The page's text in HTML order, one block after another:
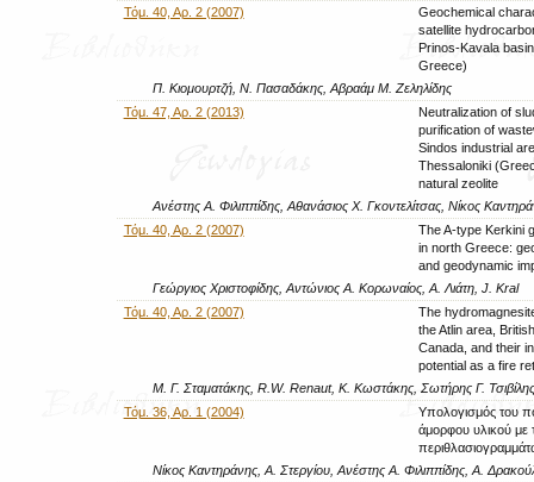
Τόμ. 40, Αρ. 2 (2007)
Geochemical
satellite
Prinos-Kavala
Greece)
Π. Κιομουρτζή, Ν. Πασαδάκης, Αβραάμ Μ. Ζεληλίδης
Τόμ. 47, Αρ. 2 (2013)
Neutralization of
purification of
Sindos industrial
Thessaloniki
natural zeolite
Ανέστης Α. Φιλιππίδης, Αθανάσιος Χ. Γκοντελίτσας, Νίκος
Τόμ. 40, Αρ. 2 (2007)
The A-type Kerkini
in north Greece:
and geodynamic
Γεώργιος Χριστοφίδης, Αντώνιος Α. Κορωναίος, Α. Λιάτη, J. Kral
Τόμ. 40, Αρ. 2 (2007)
The
the Atlin area,
Canada, and their
potential as a fire
Μ. Γ. Σταματάκης, R.W. Renaut, Κ. Κωστάκης, Σωτήρης Γ.
Τόμ. 36, Αρ. 1 (2004)
Υπολογισμός του
άμορφου υλικού με
Νίκος Καντηράνης, Α. Στεργίου, Ανέστης Α. Φιλιππίδης, Α.